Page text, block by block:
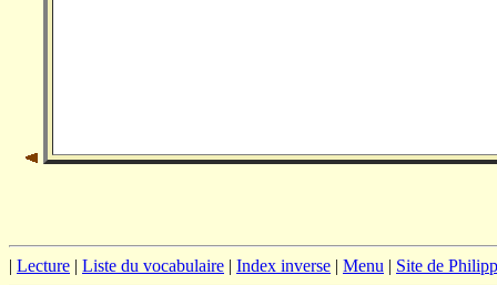
| Lecture | Liste du vocabulaire | Index inverse | Menu | Site de